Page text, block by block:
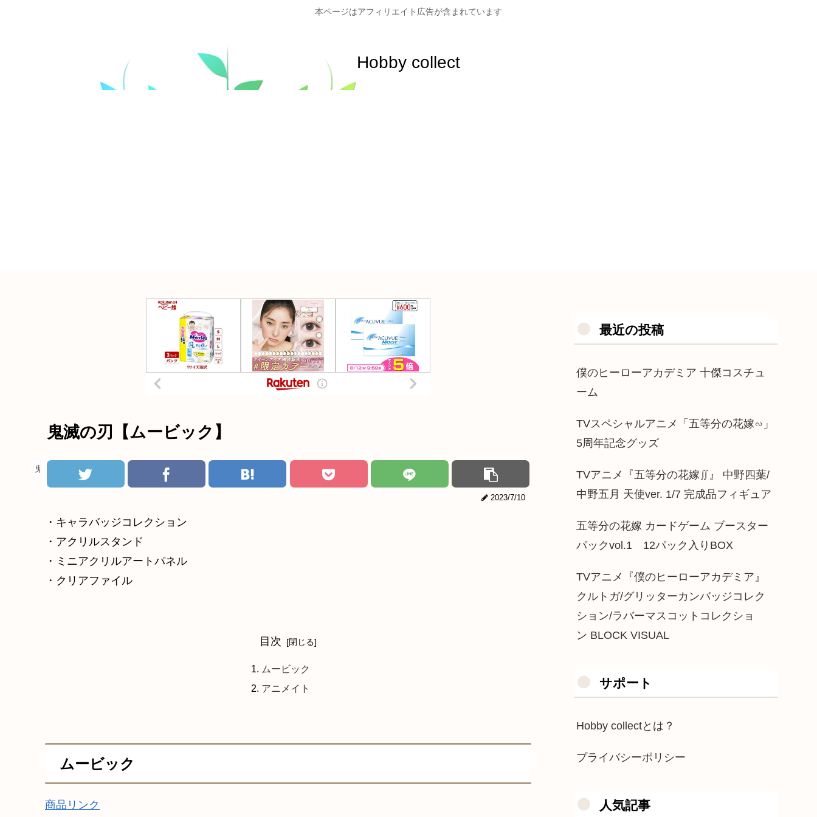
本ページはアフィリエイト広告が含まれています
Hobby collect
鬼滅の刃【ムービック】
鬼滅の刃
2023/7/10
・キャラバッジコレクション
・アクリルスタンド
・ミニアクリルアートパネル
・クリアファイル
目次
ムービック
アニメイト
ムービック
商品リンク
最近の投稿
僕のヒーローアカデミア 十傑コスチュ
ーム
TVスペシャルアニメ「五等分の花嫁∽」
5周年記念グッズ
TVアニメ『五等分の花嫁∬』 中野四葉/
中野五月 天使ver. 1/7 完成品フィギュア
五等分の花嫁 カードゲーム ブースター
パックvol.1 12パック入りBOX
TVアニメ『僕のヒーローアカデミア』
クルトガ/グリッターカンバッジコレク
ション/ラバーマスコットコレクショ
ン BLOCK VISUAL
サポート
Hobby collectとは？
プライバシーポリシー
人気記事